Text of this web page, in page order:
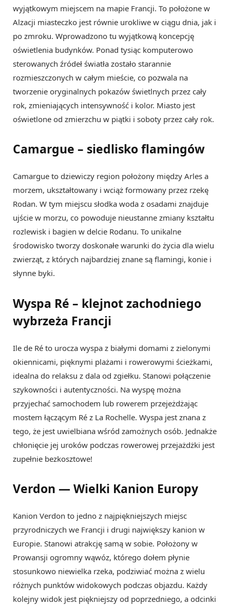
wyjątkowym miejscem na mapie Francji. To położone w
Alzacji miasteczko jest równie urokliwe w ciągu dnia, jak i
po zmroku. Wprowadzono tu wyjątkową koncepcję
oświetlenia budynków. Ponad tysiąc komputerowo
sterowanych źródeł światła zostało starannie
rozmieszczonych w całym mieście, co pozwala na
tworzenie oryginalnych pokazów świetlnych przez cały
rok, zmieniających intensywność i kolor. Miasto jest
oświetlone od zmierzchu w piątki i soboty przez cały rok.
Camargue – siedlisko flamingów
Camargue to dziewiczy region położony między Arles a
morzem, ukształtowany i wciąż formowany przez rzekę
Rodan. W tym miejscu słodka woda z osadami znajduje
ujście w morzu, co powoduje nieustanne zmiany kształtu
rozlewisk i bagien w delcie Rodanu. To unikalne
środowisko tworzy doskonałe warunki do życia dla wielu
zwierząt, z których najbardziej znane są flamingi, konie i
słynne byki.
Wyspa Ré – klejnot zachodniego
wybrzeża Francji
Ile de Ré to urocza wyspa z białymi domami z zielonymi
okiennicami, pięknymi plażami i rowerowymi ścieżkami,
idealna do relaksu z dala od zgiełku. Stanowi połączenie
szykowności i autentyczności. Na wyspę można
przyjechać samochodem lub rowerem przejeżdżając
mostem łączącym Ré z La Rochelle. Wyspa jest znana z
tego, że jest uwielbiana wśród zamożnych osób. Jednakże
chłonięcie jej uroków podczas rowerowej przejażdżki jest
zupełnie bezkosztowe!
Verdon — Wielki Kanion Europy
Kanion Verdon to jedno z najpiękniejszych miejsc
przyrodniczych we Francji i drugi największy kanion w
Europie. Stanowi atrakcję samą w sobie. Położony w
Prowansji ogromny wąwóz, którego dołem płynie
stosunkowo niewielka rzeka, podziwiać można z wielu
różnych punktów widokowych podczas objazdu. Każdy
kolejny widok jest piękniejszy od poprzedniego, a odcinki